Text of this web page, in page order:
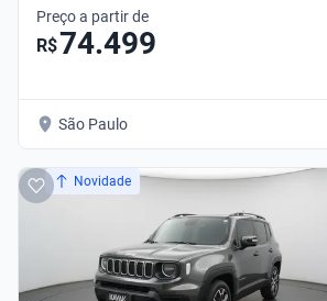
Preço a partir de
R$74.499
São Paulo
Novidade